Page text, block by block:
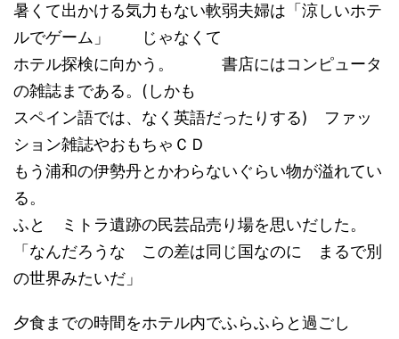
暑くて出かける気力もない軟弱夫婦は「涼しいホテ
ルでゲーム」 じゃなくて
ホテル探検に向かう。 書店にはコンピュータ
の雑誌まである。(しかも
スペイン語では、なく英語だったりする) ファッ
ション雑誌やおもちゃＣＤ
もう浦和の伊勢丹とかわらないぐらい物が溢れてい
る。
ふと ミトラ遺跡の民芸品売り場を思いだした。
「なんだろうな この差は同じ国なのに まるで別
の世界みたいだ」
夕食までの時間をホテル内でふらふらと過ごし